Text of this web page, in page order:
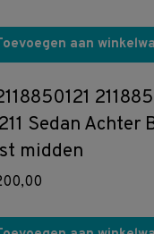
aan
Sedan Achter
midden